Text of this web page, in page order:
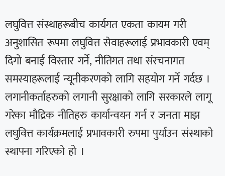
लघुवित्त संस्थाहरूबीच कार्यगत एकता कायम गरी
अनुशासित रूपमा लघुवित्त सेवाहरूलाई प्रभावकारी एवम्
दिगो बनाई विस्तार गर्ने, नीतिगत तथा संरचनागत
समस्याहरूलाई न्यूनीकरणको लागि सहयोग गर्ने गर्दछ ।
लगानीकर्ताहरुको लगानी सुरक्षाको लागि सरकारले लागू
गरेका मौद्रिक नीतिहरु कार्यान्वयन गर्न र जनता माझ
लघुवित्त कार्यक्रमलाई प्रभावकारी रुपमा पुर्याउन संस्थाको
स्थापना गरिएको हो ।